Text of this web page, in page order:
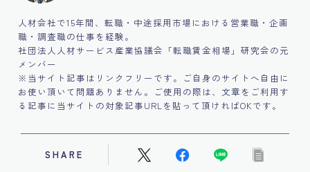
人材会社で15年間、転職・中途採用市場における営業職・企画
職・調査職の仕事を経験。
社団法人人材サービス産業協議会「転職賃金相場」研究会の元
メンバー
※当サイト記事はリンクフリーです。ご自身のサイトへ自由に
お使い頂いて問題ありません。ご使用の際は、文章をご利用す
る記事に当サイトの対象記事URLを貼って頂ければOKです。
SHARE